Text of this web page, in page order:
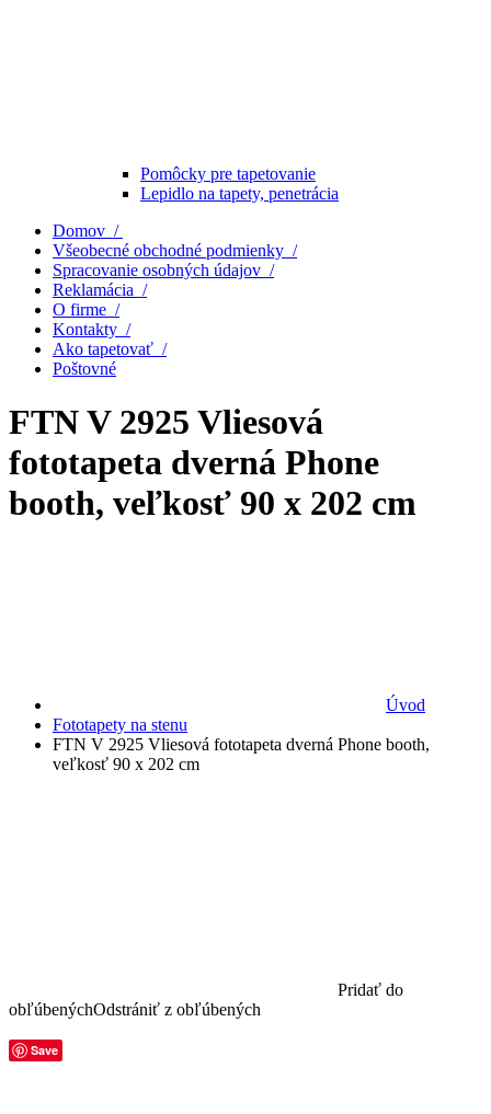
Pomôcky pre tapetovanie
Lepidlo na tapety, penetrácia
Domov /
Všeobecné obchodné podmienky /
Spracovanie osobných údajov /
Reklamácia /
O firme /
Kontakty /
Ako tapetovať /
Poštovné
FTN V 2925 Vliesová
fototapeta dverná Phone
booth, veľkosť 90 x 202 cm
Úvod
Fototapety na stenu
FTN V 2925 Vliesová fototapeta dverná Phone booth,
veľkosť 90 x 202 cm
Pridať do
obľúbenýchOdstrániť z obľúbených
Save